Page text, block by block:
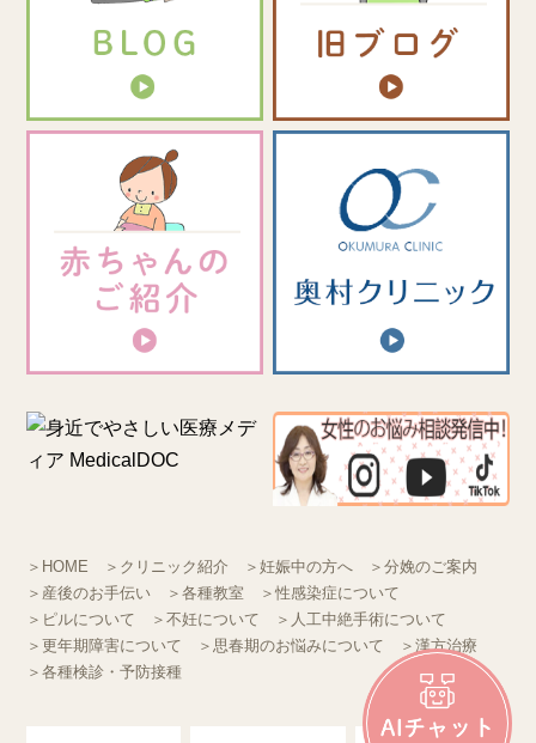
＞HOME ＞クリニック紹介 ＞妊娠中の方へ
＞分娩のご案内
＞産後のお手伝い
＞各種教室
＞性感染症について
＞ピルについて
＞不妊について
＞人工中絶手術について
＞更年期障害について
＞思春期のお悩みについて
＞漢方治療
＞各種検診・予防接種